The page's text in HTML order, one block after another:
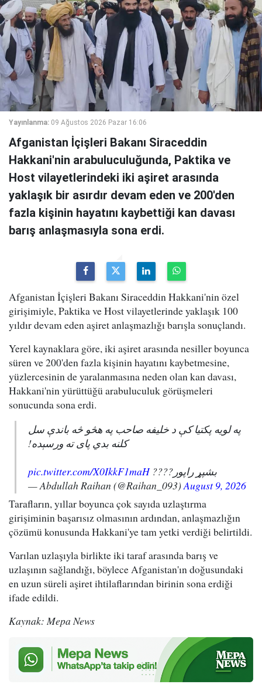
Yayınlanma: 09 Ağustos 2026 Pazar 16:06
Afganistan İçişleri Bakanı Siraceddin
Hakkani'nin arabuluculuğunda, Paktika ve
Host vilayetlerindeki iki aşiret arasında
yaklaşık bir asırdır devam eden ve 200'den
fazla kişinin hayatını kaybettiği kan davası
barış anlaşmasıyla sona erdi.
Afganistan İçişleri Bakanı Siraceddin Hakkani'nin özel
girişimiyle, Paktika ve Host vilayetlerinde yaklaşık 100
yıldır devam eden aşiret anlaşmazlığı barışla sonuçlandı.
Yerel kaynaklara göre, iki aşiret arasında nesiller boyunca
süren ve 200'den fazla kişinin hayatını kaybetmesine,
yüzlercesinin de yaralanmasına neden olan kan davası,
Hakkani'nin yürüttüğü arabuluculuk görüşmeleri
sonucunda sona erdi.
په لویه پکتیا کې د خلیفه صاحب په هڅو څه باندې سل
کلنه بدي پای ته ورسېده!
بشپړ راپور????pic.twitter.com/X0IkkF1maH
— Abdullah Raihan (@Raihan_093)August 9, 2026
Tarafların, yıllar boyunca çok sayıda uzlaştırma
girişiminin başarısız olmasının ardından, anlaşmazlığın
çözümü konusunda Hakkani'ye tam yetki verdiği belirtildi.
Varılan uzlaşıyla birlikte iki taraf arasında barış ve
uzlaşının sağlandığı, böylece Afganistan'ın doğusundaki
en uzun süreli aşiret ihtilaflarından birinin sona erdiği
ifade edildi.
Kaynak: Mepa News